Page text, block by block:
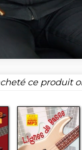
ce produit